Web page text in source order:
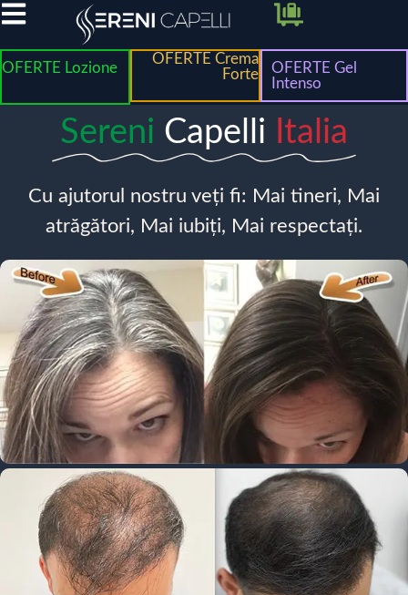
OFERTE Lozione
OFERTE Crema
Forte
OFERTE Gel
Intenso
Sereni Capelli Italia
Cu ajutorul nostru veți fi: Mai tineri, Mai
atrăgători, Mai iubiți, Mai respectați.